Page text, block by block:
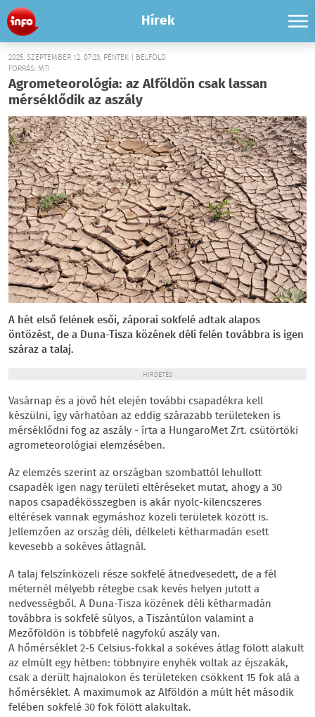
Hírek
2025. SZEPTEMBER 12. 07:23, PÉNTEK | BELFÖLD
FORRÁS: MTI
Agrometeorológia: az Alföldön csak lassan
mérséklődik az aszály
A hét első felének esői, záporai sokfelé adtak alapos
öntözést, de a Duna-Tisza közének déli felén továbbra is igen
száraz a talaj.
HIRDETÉS
Vasárnap és a jövő hét elején további csapadékra kell
készülni, így várhatóan az eddig szárazabb területeken is
mérséklődni fog az aszály - írta a HungaroMet Zrt. csütörtöki
agrometeorológiai elemzésében.
Az elemzés szerint az országban szombattól lehullott
csapadék igen nagy területi eltéréseket mutat, ahogy a 30
napos csapadékösszegben is akár nyolc-kilencszeres
eltérések vannak egymáshoz közeli területek között is.
Jellemzően az ország déli, délkeleti kétharmadán esett
kevesebb a sokéves átlagnál.
A talaj felszínközeli része sokfelé átnedvesedett, de a fél
méternél mélyebb rétegbe csak kevés helyen jutott a
nedvességből. A Duna-Tisza közének déli kétharmadán
továbbra is sokfelé súlyos, a Tiszántúlon valamint a
Mezőföldön is többfelé nagyfokú aszály van.
A hőmérséklet 2-5 Celsius-fokkal a sokéves átlag fölött alakult
az elmúlt egy hétben: többnyire enyhék voltak az éjszakák,
csak a derült hajnalokon és területeken csökkent 15 fok alá a
hőmérséklet. A maximumok az Alföldön a múlt hét második
felében sokfelé 30 fok fölött alakultak.